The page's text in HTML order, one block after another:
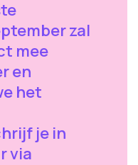
zal
mee
en
het
je in
via